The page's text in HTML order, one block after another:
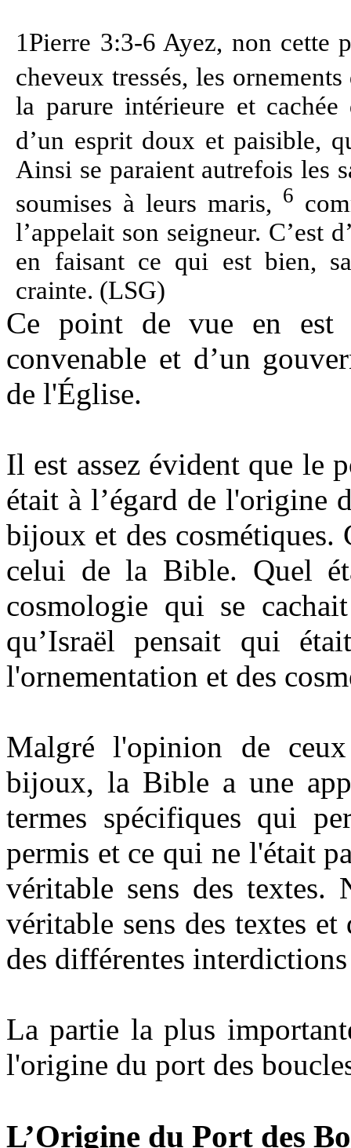
1Pierre 3:3-6 Ayez, non cette
cheveux tressés, les
la parure intérieure et
d’un esprit doux et paisible,
Ainsi se paraient autrefois les
soumises à leurs maris, 6
l’appelait son seigneur. C’est
en faisant ce qui est bien,
crainte. (LSG)
Ce point de vue en est
convenable et d’un
de l'Église.
Il est assez évident que le
était à l’égard de l'origine
bijoux et des cosmétiques.
celui de la Bible. Quel
cosmologie qui se
qu’Israël pensait qui
l'ornementation et des
Malgré l'opinion de
bijoux, la Bible a une
termes spécifiques qui
permis et ce qui ne l'était
véritable sens des
véritable sens des textes
des différentes
La partie la plus
l'origine du port des
L’Origine du Port des